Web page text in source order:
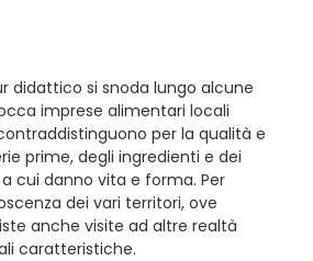
didattico si snoda lungo alcune
imprese alimentari locali
per la qualità e
prime, degli ingredienti e dei
cui danno vita e forma. Per
dei vari territori, ove
anche visite ad altre realtà
caratteristiche.